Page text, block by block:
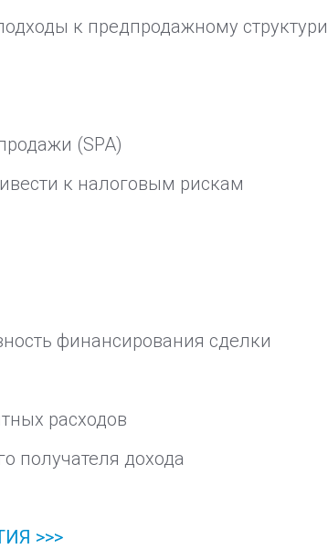
к предпродажному
(SPA)
к налоговым рискам
финансирования сделки
расходов
получателя дохода
>>>